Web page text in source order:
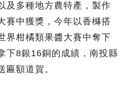
及多種地方農特產，製作
賽中獲獎，今年以香櫞搭
界柑橘類果醬大賽中奪下
下8銀16銅的成績，南投縣
匾額道賀。